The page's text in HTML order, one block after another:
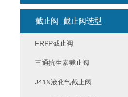
截止阀_截止阀选型
FRPP截止阀
三通抗生素截止阀
J41N液化气截止阀